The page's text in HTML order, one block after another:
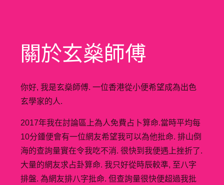
關於玄燊師傅
你好, 我是玄燊師傅. 一位香港從小便希望成為出色
玄學家的人.
2017年我在討論區上為人免費占卜算命.當時平均每
10分鍾便會有一位網友希望我可以為他批命. 排山倒
海的查詢量實在令我吃不消. 很快到我便遇上挫折了.
大量的網友求占卦算命. 我只好從時辰較準, 至八字
排盤. 為網友排八字批命. 但查詢量很快便超過我批